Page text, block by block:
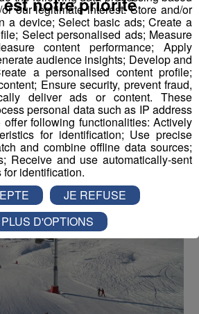
des forfaits de ski
Radio Mont Blanc-18 juin 2019 à
10h07
Actus
our legitimate interest: Store and/or
a device; Select basic ads; Create a
Select personalised ads; Measure
content performance; Apply
audience insights; Develop and
a personalised content profile;
Ensure security, prevent fraud,
deliver ads or content. These
personal data such as IP address
following functionalities: Actively
for identification; Use precise
and combine offline data sources;
Receive and use automatically-sent
identification.
JE REFUSE
PLUS D'OPTIONS